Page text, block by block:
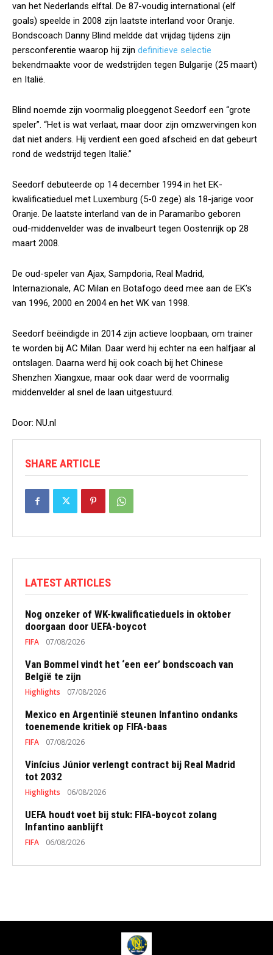
van het Nederlands elftal. De 87-voudig international (elf
goals) speelde in 2008 zijn laatste interland voor Oranje.
Bondscoach Danny Blind meldde dat vrijdag tijdens zijn
persconferentie waarop hij zijn definitieve selectie
bekendmaakte voor de wedstrijden tegen Bulgarije (25 maart)
en Italië.
Blind noemde zijn voormalig ploeggenot Seedorf een “grote
speler”. “Het is wat verlaat, maar door zijn omzwervingen kon
dat niet anders. Hij verdient een goed afscheid en dat gebeurt
rond de wedstrijd tegen Italië.”
Seedorf debuteerde op 14 december 1994 in het EK-
kwalificatieduel met Luxemburg (5-0 zege) als 18-jarige voor
Oranje. De laatste interland van de in Paramaribo geboren
oud-middenvelder was de invalbeurt tegen Oostenrijk op 28
maart 2008.
De oud-speler van Ajax, Sampdoria, Real Madrid,
Internazionale, AC Milan en Botafogo deed mee aan de EK’s
van 1996, 2000 en 2004 en het WK van 1998.
Seedorf beëindigde in 2014 zijn actieve loopbaan, om trainer
te worden bij AC Milan. Daar werd hij echter na een halfjaar al
ontslagen. Daarna werd hij ook coach bij het Chinese
Shenzhen Xiangxue, maar ook daar werd de voormalig
middenvelder al snel de laan uitgestuurd.
Door: NU.nl
SHARE ARTICLE
LATEST ARTICLES
Nog onzeker of WK-kwalificatieduels in oktober
doorgaan door UEFA-boycot
FIFA 07/08/2026
Van Bommel vindt het ‘een eer’ bondscoach van
België te zijn
Highlights 07/08/2026
Mexico en Argentinië steunen Infantino ondanks
toenemende kritiek op FIFA-baas
FIFA 07/08/2026
Vinícius Júnior verlengt contract bij Real Madrid
tot 2032
Highlights 06/08/2026
UEFA houdt voet bij stuk: FIFA-boycot zolang
Infantino aanblijft
FIFA 06/08/2026